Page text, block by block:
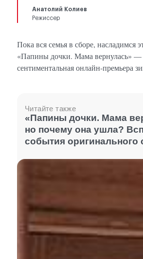
Анатолий Колиев
Режиссер
Пока вся семья в сборе, насладимся
«Папины дочки. Мама вернулась» —
сентиментальная онлайн-премьера
Читайте также
«Папины дочки. Мама
но почему она ушла?
события оригинального